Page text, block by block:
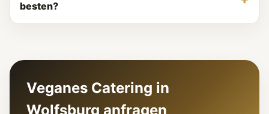
besten?
Veganes Catering in
Wolfsburg anfragen